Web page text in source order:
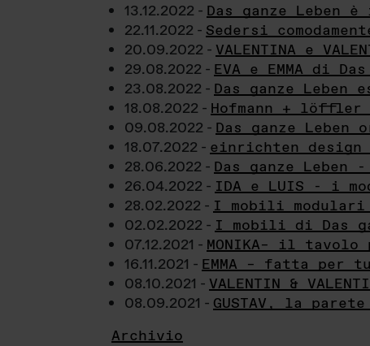
13.12.2022 - Das ganze Leben
22.11.2022 - Sedersi
20.09.2022 - VALENTINA e
29.08.2022 - EVA e EMMA di
23.08.2022 - Das ganze
18.08.2022 - Hofmann + löffler
09.08.2022 - Das ganze Leben
18.07.2022 - einrichten design
28.06.2022 - Das ganze
26.04.2022 - IDA e LUIS - i
28.02.2022 - I mobili modulari
02.02.2022 - I mobili di Das
07.12.2021 - MONIKA– il
16.11.2021 - EMMA – fatta per
08.10.2021 - VALENTIN &
08.09.2021 - GUSTAV, la
Archivio